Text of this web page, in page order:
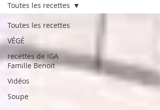
Toutes les recettes
VÉGÉ
recettes de IGA
Famille Benoit
Vidéos
Soupe
Toutes les recettes